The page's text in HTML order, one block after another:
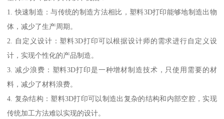
1. 快速制造：与传统的制造方法相比，塑料3D打印能够地制造出物
体，减少了生产周期。
2. 自定义设计：塑料3D打印可以根据设计师的需求进行自定义设
计，实现个性化的产品制造。
3. 减少浪费：塑料3D打印是一种增材制造技术，只使用需要的材
料，减少了材料浪费。
4. 复杂结构：塑料3D打印可以制造出复杂的结构和内部空腔，实现
传统加工方法难以实现的设计。